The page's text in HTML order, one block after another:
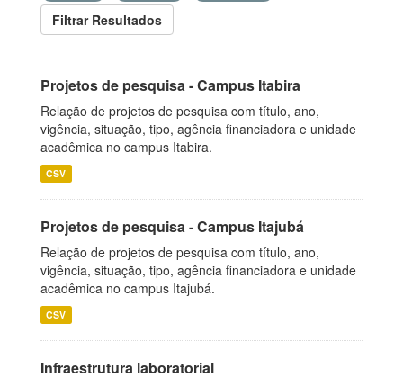
Filtrar Resultados
Projetos de pesquisa - Campus Itabira
Relação de projetos de pesquisa com título, ano,
vigência, situação, tipo, agência financiadora e unidade
acadêmica no campus Itabira.
CSV
Projetos de pesquisa - Campus Itajubá
Relação de projetos de pesquisa com título, ano,
vigência, situação, tipo, agência financiadora e unidade
acadêmica no campus Itajubá.
CSV
Infraestrutura laboratorial